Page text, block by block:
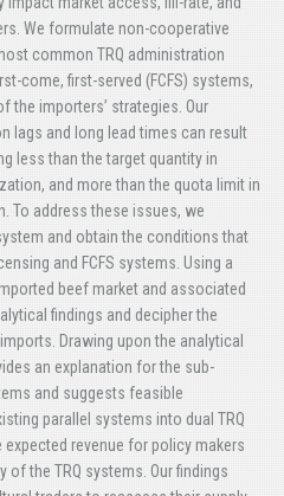
We formulate non-cooperative
common TRQ administration
come, first-served (FCFS) systems,
the importers’ strategies. Our
lags and long lead times can result
less than the target quantity in
and more than the quota limit in
To address these issues, we
and obtain the conditions that
and FCFS systems. Using a
beef market and associated
findings and decipher the
Drawing upon the analytical
an explanation for the sub-
and suggests feasible
parallel systems into dual TRQ
revenue for policy makers
the TRQ systems. Our findings